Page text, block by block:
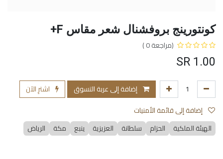
كونتورينج بروفشنال شعر مقاس F+
(مراجعة 0 )
1.00
إضافة إلى عربة التسوق
اشترِ الآن
الهيئة الملكية
الحزام سلطانة العزيزية ينبع مكة الرياض